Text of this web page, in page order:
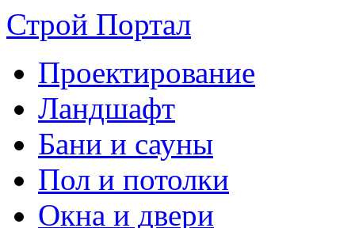
Строй Портал
Проектирование
Ландшафт
Бани и сауны
Пол и потолки
Окна и двери